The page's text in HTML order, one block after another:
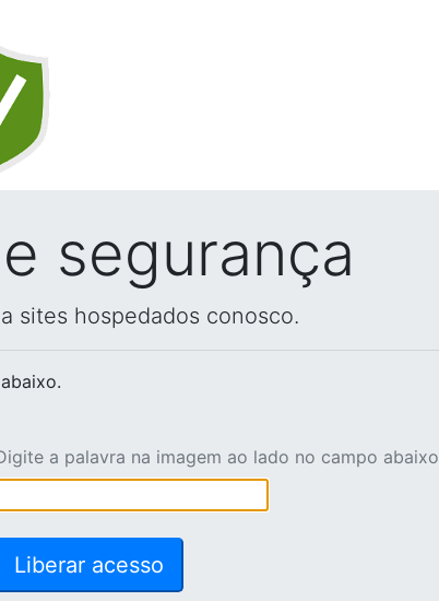
segurança
sites hospedados conosco.
a palavra na imagem ao lado no campo abaixo